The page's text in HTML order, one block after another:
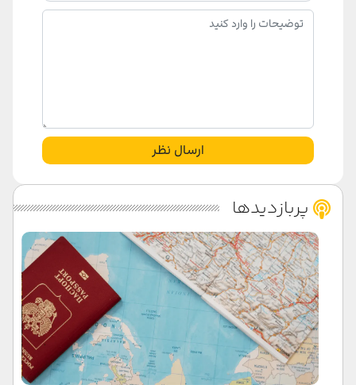
ارسال نظر
پربازدیدها